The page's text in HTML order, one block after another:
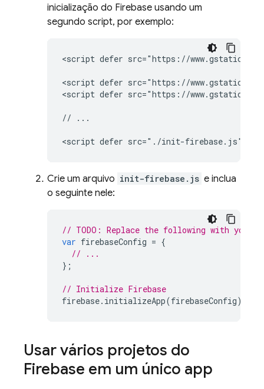
inicialização do Firebase usando um
segundo script, por exemplo:
<script defer src="https://
<script defer src="https://
<script defer src="https://
// ...
Crie um arquivo init-firebase.js e inclua
o seguinte nele:
// TODO: Replace the following with your
var firebaseConfig = {
// ...
};
// Initialize Firebase
firebase. initializeApp(firebaseConfig);
Usar vários projetos do
Firebase em um único app